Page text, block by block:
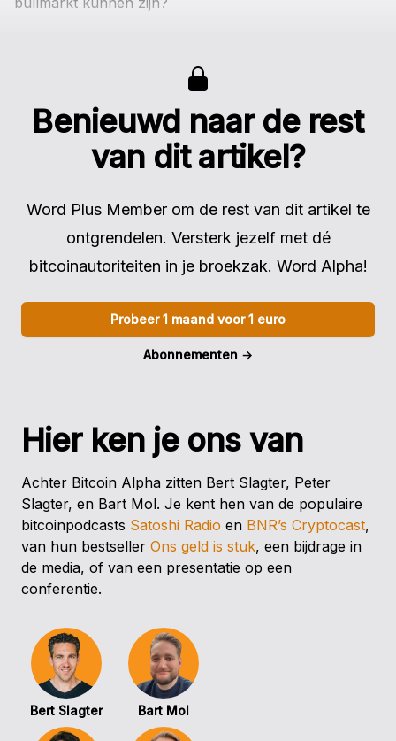
Benieuwd naar de rest
van dit artikel?
Word Plus Member om de rest van dit artikel te
ontgrendelen. Versterk jezelf met dé
bitcoinautoriteiten in je broekzak. Word Alpha!
Probeer 1 maand voor 1 euro
Abonnementen →
Hier ken je ons van
Achter Bitcoin Alpha zitten Bert Slagter, Peter
Slagter, en Bart Mol. Je kent hen van de populaire
bitcoinpodcasts Satoshi Radio en BNR’s Cryptocast,
van hun bestseller Ons geld is stuk, een bijdrage in
de media, of van een presentatie op een
conferentie.
Bert Slagter Bart Mol